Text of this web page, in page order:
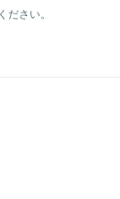
さい。